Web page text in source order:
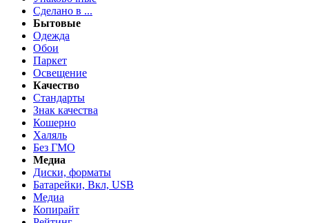
Сделано в ...
Бытовые
Одежда
Обои
Паркет
Освещение
Качество
Стандарты
Знак качества
Кошерно
Халяль
Без ГМО
Медиа
Диски, форматы
Батарейки, Вкл, USB
Медиа
Копирайт